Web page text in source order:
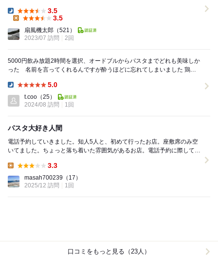
Dinner:
3.5
3.5
扇風機太郎 （521）
2023/07 訪問
2回
5000円飲み放題2時間を選択、オードブルからパスタまでどれも美味しか
った 名前を言ってくれるんですが酔うほどに忘れてしまいました 鶏の
5.0
t.coo （25）
2024/08 訪問
1回
パスタ大好き人間
電話予約していきました。知人5人と、初めて行ったお店。座敷席のみ空
いてました。ちょっと落ち着いた雰囲気があるお店。電話予約に際して、
3.3
masah700239 （17）
2025/12 訪問
1回
口コミをもっと見る（23人）